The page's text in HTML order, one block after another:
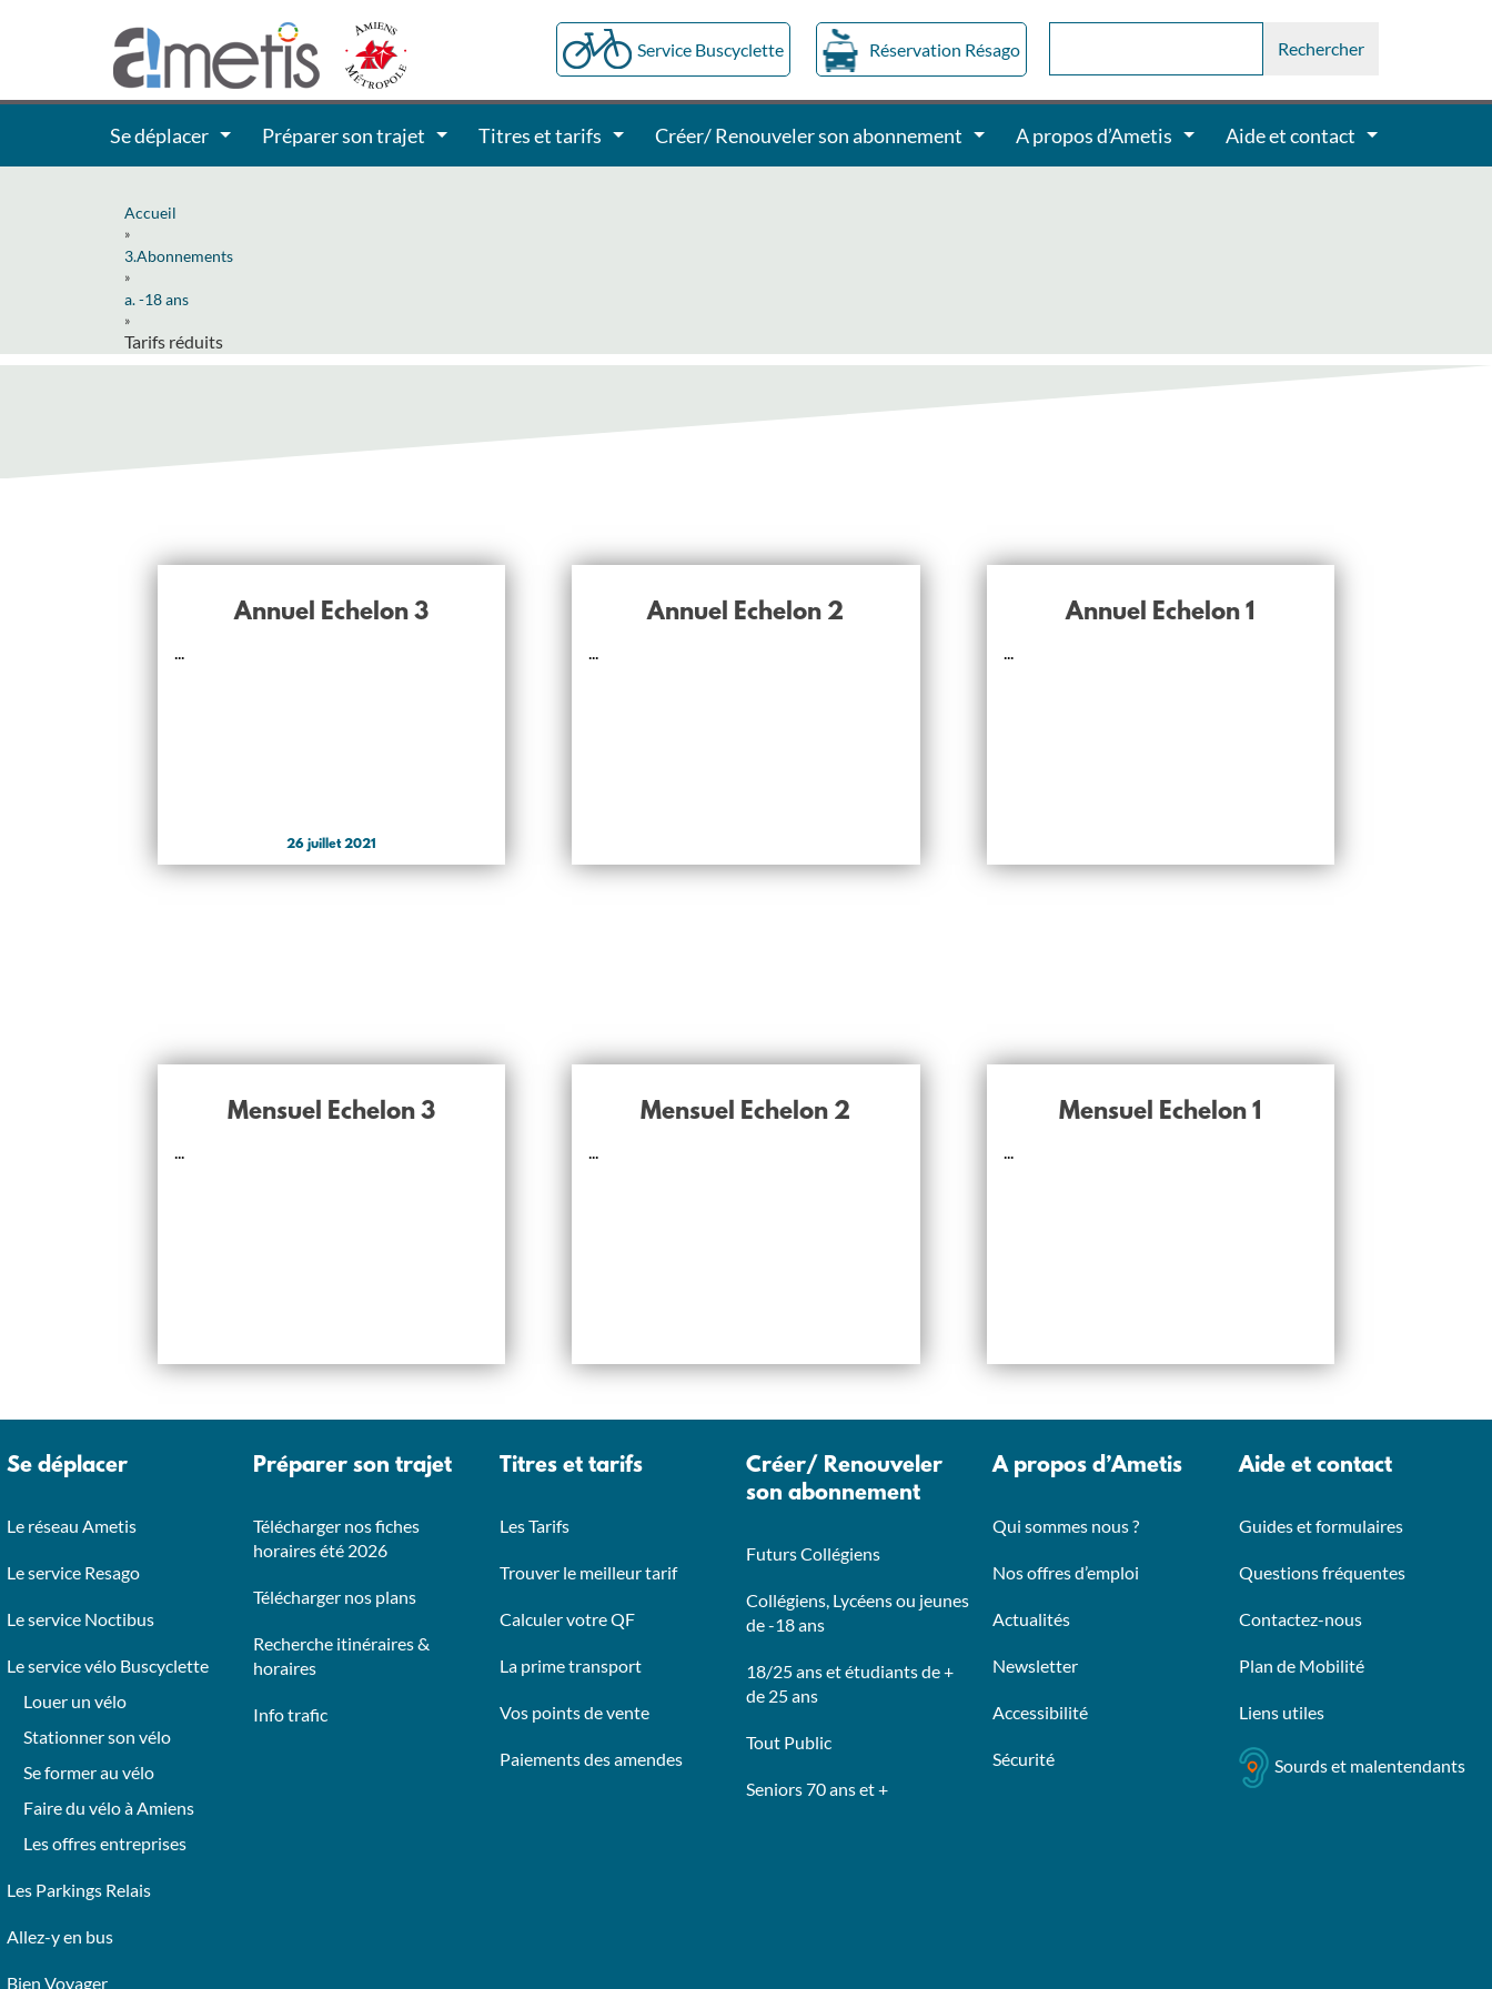
Service Buscyclette Réservation Résago
Se déplacer Préparer son trajet Titres et tarifs Créer/ Renouveler son abonnement A propos d’Ametis Aide et contact
Accueil
»
3.Abonnements
»
a. -18 ans
»
Tarifs réduits
Annuel Echelon 3
...
26 juillet 2021
Annuel Echelon 2
...
Annuel Echelon 1
...
Mensuel Echelon 3
...
Mensuel Echelon 2
...
Mensuel Echelon 1
...
Se déplacer
Le réseau Ametis
Le service Resago
Le service Noctibus
Le service vélo Buscyclette
Louer un vélo
Stationner son vélo
Se former au vélo
Faire du vélo à Amiens
Les offres entreprises
Les Parkings Relais
Allez-y en bus
Bien Voyager
Préparer son trajet
Télécharger nos fiches
horaires été 2026
Télécharger nos plans
Recherche itinéraires &
horaires
Info trafic
Titres et tarifs
Les Tarifs
Trouver le meilleur tarif
Calculer votre QF
La prime transport
Vos points de vente
Paiements des amendes
Créer/ Renouveler
son abonnement
Futurs Collégiens
Collégiens, Lycéens ou jeunes
de -18 ans
18/25 ans et étudiants de +
de 25 ans
Tout Public
Seniors 70 ans et +
A propos d’Ametis
Qui sommes nous ?
Nos offres d’emploi
Actualités
Newsletter
Accessibilité
Sécurité
Aide et contact
Guides et formulaires
Questions fréquentes
Contactez-nous
Plan de Mobilité
Liens utiles
Sourds et malentendants